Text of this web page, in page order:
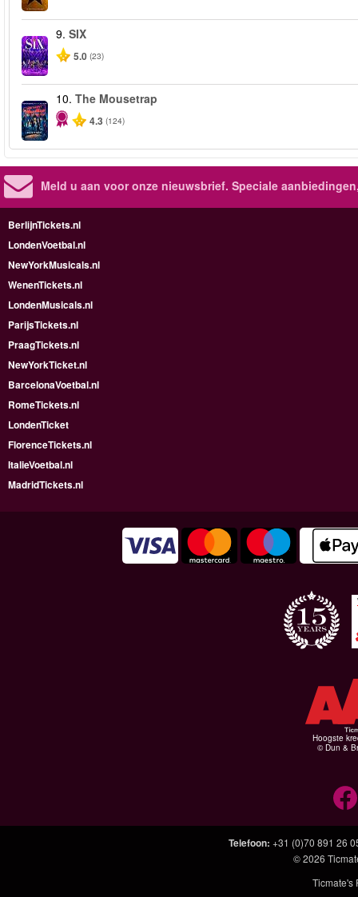
9. SIX
5.0 (23)
10. The Mousetrap
4.3 (124)
Meld u aan voor onze nieuwsbrief. Speciale
BerlijnTickets.nl
LondenVoetbal.nl
NewYorkMusicals.nl
WenenTickets.nl
LondenMusicals.nl
ParijsTickets.nl
PraagTickets.nl
NewYorkTicket.nl
BarcelonaVoetbal.nl
RomeTickets.nl
LondenTicket
FlorenceTickets.nl
ItalieVoetbal.nl
MadridTickets.nl
Hoogste
© Dun &
Telefoon: +31 (0)70 891 26
© 2026
Ticmate's